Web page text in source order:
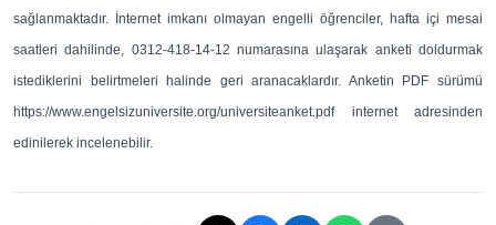
sağlanmaktadır. İnternet imkanı olmayan engelli öğrenciler, hafta içi mesai
saatleri dahilinde, 0312-418-14-12 numarasına ulaşarak anketi doldurmak
istediklerini belirtmeleri halinde geri aranacaklardır. Anketin PDF sürümü
https://www.engelsizuniversite.org/universiteanket.pdf internet adresinden
edinilerek incelenebilir.